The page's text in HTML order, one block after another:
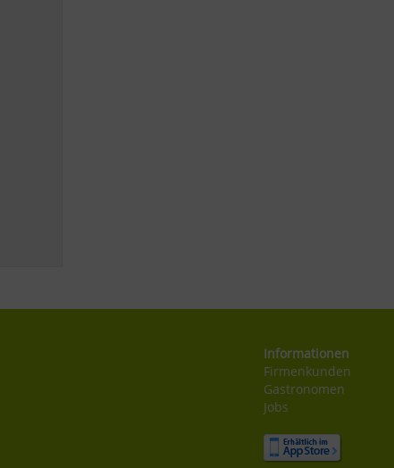
Informationen
Firmenkunden
Gastronomen
Jobs